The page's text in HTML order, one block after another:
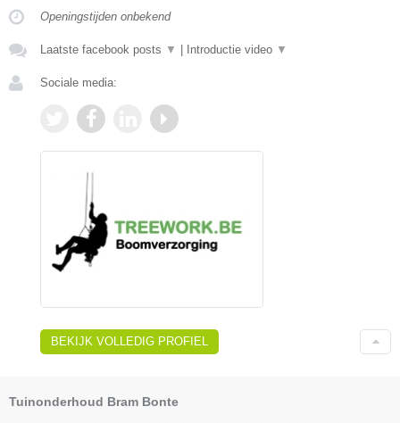
Openingstijden onbekend
Laatste facebook posts ▼ Introductie video ▼
Sociale media:
BEKIJK VOLLEDIG PROFIEL
Tuinonderhoud Bram Bonte